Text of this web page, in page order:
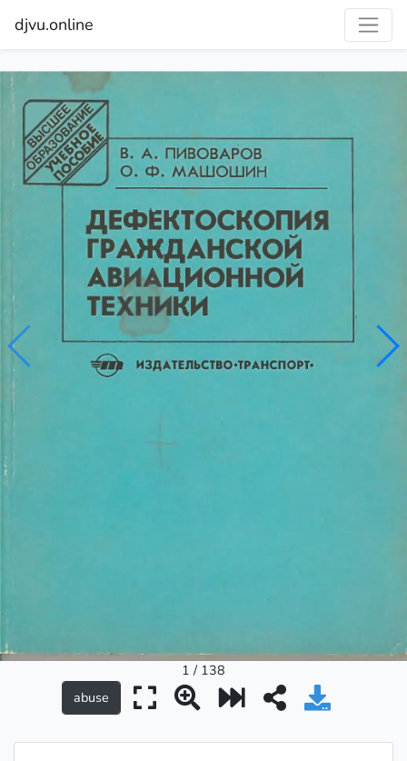
djvu.online
1 / 138